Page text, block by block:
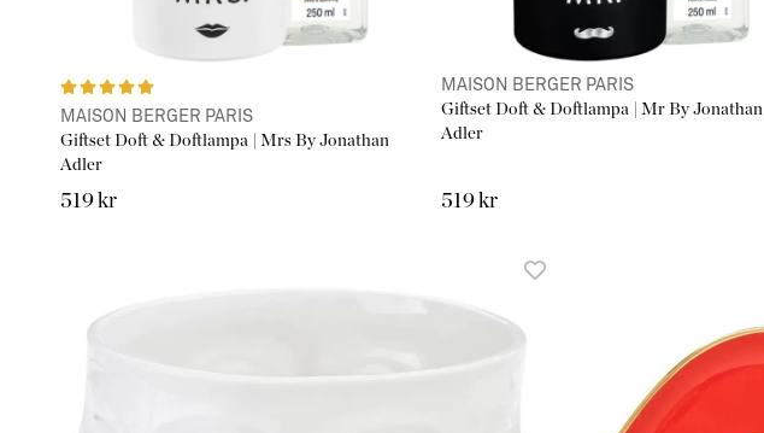
MAISON BERGER PARIS
Giftset Doft & Doftlampa | Mrs By Jonathan
Adler
519 kr
MAISON BERGER PARIS
Giftset Doft & Doftlampa | Mr By Jonathan
Adler
519 kr